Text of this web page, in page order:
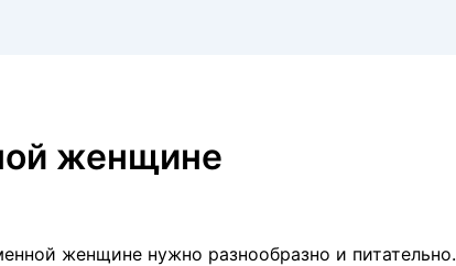
женщине
женщине нужно разнообразно и питательно.